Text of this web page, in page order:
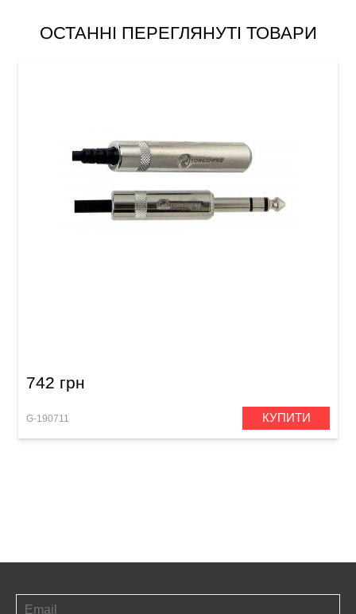
ОСТАННІ ПЕРЕГЛЯНУТІ ТОВАРИ
742 грн
G-190711 КУПИТИ